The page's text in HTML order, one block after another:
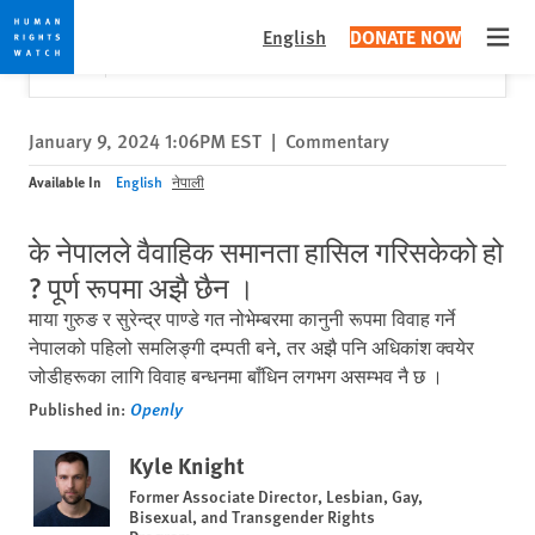
Skip
to
cookie
privacy
notice
Skip
to
main
content
English DONATE NOW
Would you like to read this page in English?
Yes
✕
January 9, 2024 1:06PM EST | Commentary
Available In English नेपाली
के नेपालले वैवाहिक समानता हासिल गरिसकेको हो
? पूर्ण रूपमा अझै छैन ।
माया गुरुङ र सुरेन्द्र पाण्डे गत नोभेम्बरमा कानुनी रूपमा विवाह गर्ने
नेपालको पहिलो समलिङ्गी दम्पती बने, तर अझै पनि अधिकांश क्वयेर
जोडीहरूका लागि विवाह बन्धनमा बाँधिन लगभग असम्भव नै छ ।
Published in: Openly
Kyle Knight
Former Associate Director, Lesbian, Gay,
Bisexual, and Transgender Rights